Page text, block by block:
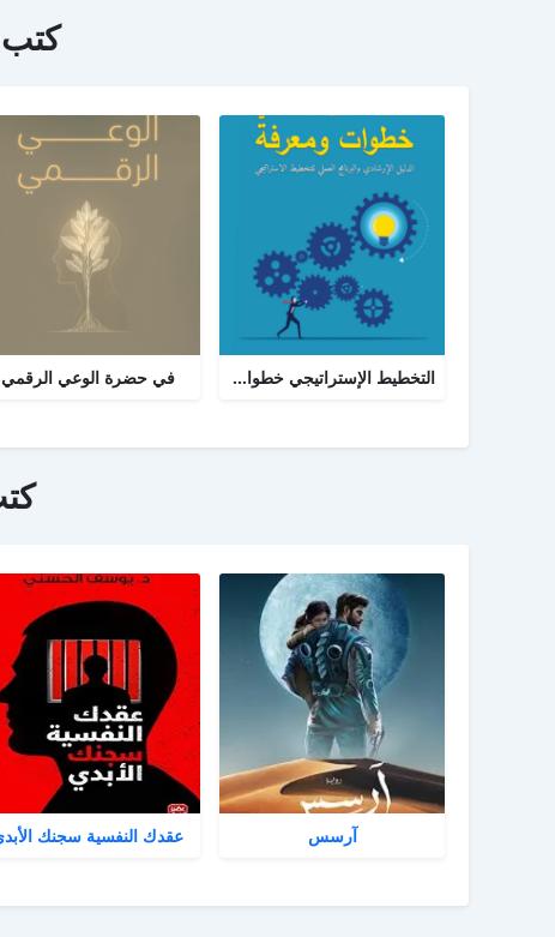
التخطيط الإستراتيجي خطوات ومعرفة: الدليل الإرشادي والبرنامج العملي للتخطيط في حضرة الوعي الرقمي
آرسس عقدك النفسية سجنك